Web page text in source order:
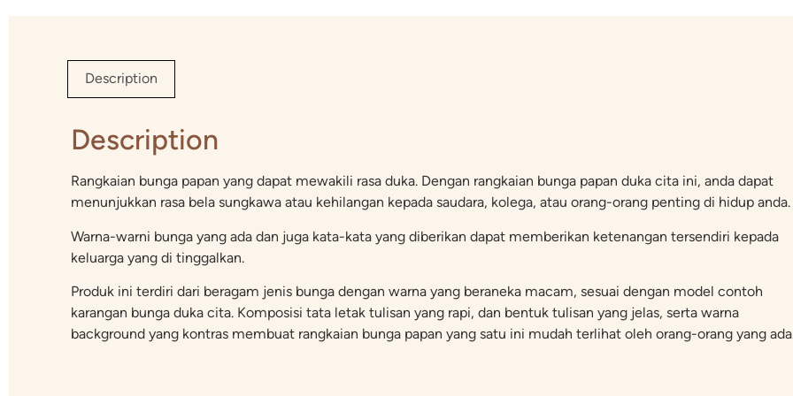
Description
Description
Rangkaian bunga papan yang dapat mewakili rasa duka. Dengan rangkaian bunga papan duka cita ini, anda dapat
menunjukkan rasa bela sungkawa atau kehilangan kepada saudara, kolega, atau orang-orang penting di hidup anda.
Warna-warni bunga yang ada dan juga kata-kata yang diberikan dapat memberikan ketenangan tersendiri kepada
keluarga yang di tinggalkan.
Produk ini terdiri dari beragam jenis bunga dengan warna yang beraneka macam, sesuai dengan model contoh
karangan bunga duka cita. Komposisi tata letak tulisan yang rapi, dan bentuk tulisan yang jelas, serta warna
background yang kontras membuat rangkaian bunga papan yang satu ini mudah terlihat oleh orang-orang yang